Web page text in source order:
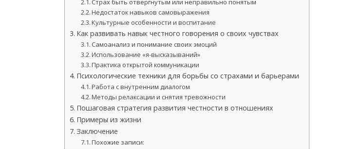
Страх быть отвергнутым или неправильно понятым
Недостаток навыков самовыражения
Культурные особенности и воспитание
Как развивать навык честного говорения о своих чувствах
Самоанализ и понимание своих эмоций
Использование «я-высказываний»
Практика открытой коммуникации
Психологические техники для борьбы со страхами и барьерами
Работа с внутренним диалогом
Методы релаксации и снятия тревожности
Пошаговая стратегия развития честности в отношениях
Примеры из жизни
Заключение
Похожие записи: